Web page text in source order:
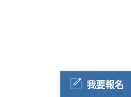
我要報名